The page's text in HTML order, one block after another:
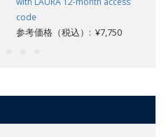
code
参考価格（税込）: ¥7,750